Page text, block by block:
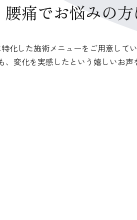
腰痛でお悩みの方
化した施術メニューをご用意して
、変化を実感したという嬉しいお